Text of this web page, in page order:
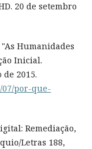
20 de setembro
"As Humanidades
Inicial.
2015.
por-que-
Remediação,
Letras 188,